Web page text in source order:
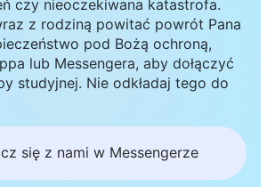
się produkty zostały zjedzone
zmarnowały. Biorąc pod uwagę
zastanowić się nad swoim
Gdy to usłyszałem,
Jedzenie faktycznie zepsuło
zaniedbanie. Jednak potem w
czy nieoczekiwana katastrofa.
z rodziną powitać powrót Pana
pod Bożą ochroną,
lub Messengera, aby dołączyć
studyjnej. Nie odkładaj tego do
się z nami w Messengerze